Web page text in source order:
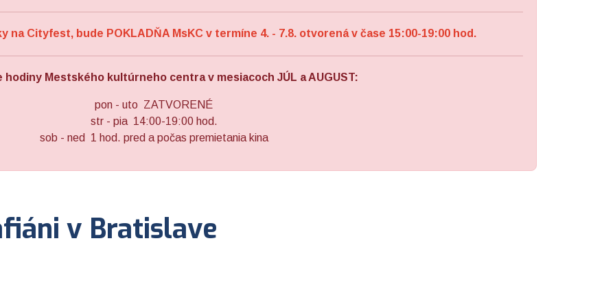
na Cityfest, bude POKLADŇA MsKC v termíne 4. - 7.8. otvorená v čase 15:00-19:00 hod.
hodiny Mestského kultúrneho centra v mesiacoch JÚL a AUGUST:
pon - uto ZATVORENÉ
str - pia 14:00-19:00 hod.
sob - ned 1 hod. pred a počas premietania kina
v Bratislave